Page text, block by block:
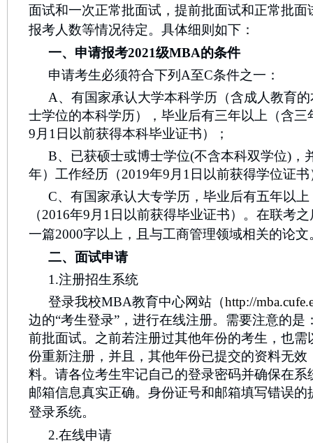
面试和一次正常批面试，提前批面试和正常批面
报考人数等情况待定。具体细则如下：
一、申请报考2021级MBA的条件
申请考生必须符合下列A至C条件之一：
A、有国家承认大学本科学历（含成人教育
士学位的本科学历），毕业后有三年以上（含三
9月1日以前获得本科毕业证书）；
B、已获硕士或博士学位(不含本科双学位)，
年）工作经历（2019年9月1日以前获得学位证书
C、有国家承认大专学历，毕业后有五年以
（2016年9月1日以前获得毕业证书）。在联考
一篇2000字以上，且与工商管理领域相关的论文
二、面试申请
1.注册招生系统
登录我校MBA教育中心网站（http://
边的“考生登录”，进行在线注册。需要注意的是
前批面试。之前若注册过其他年份的考生，也需
份重新注册，并且，其他年份已提交的资料无效
料。请各位考生牢记自己的登录密码并确保在系
邮箱信息真实正确。身份证号和邮箱填写错误
登录系统。
2.在线申请